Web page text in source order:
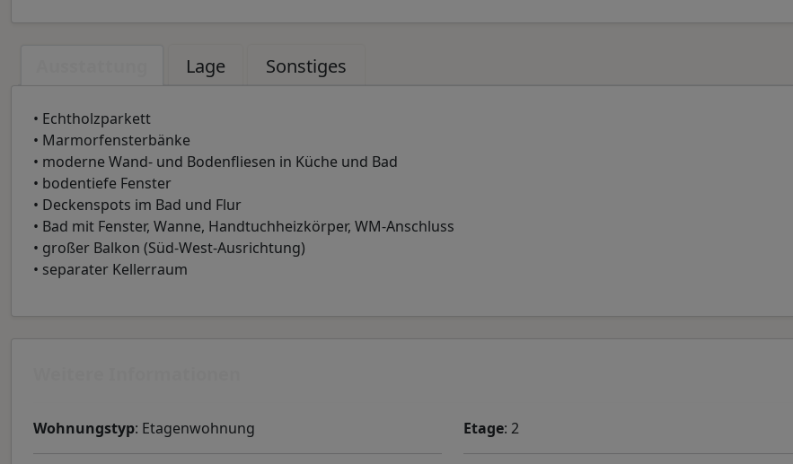
Lage Sonstiges
• Echtholzparkett
• Marmorfensterbänke
• moderne Wand- und Bodenfliesen in Küche und Bad
• bodentiefe Fenster
• Deckenspots im Bad und Flur
• Bad mit Fenster, Wanne, Handtuchheizkörper, WM-Anschluss
• großer Balkon (Süd-West-Ausrichtung)
• separater Kellerraum
Wohnungstyp: Etagenwohnung Etage: 2